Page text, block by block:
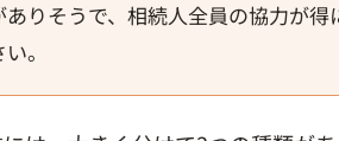
ありそうで、相続人全員の協力が
。